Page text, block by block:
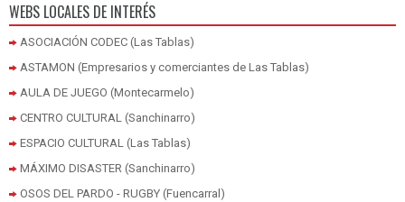
WEBS LOCALES DE INTERÉS
ASOCIACIÓN CODEC (Las Tablas)
ASTAMON (Empresarios y comerciantes de Las Tablas)
AULA DE JUEGO (Montecarmelo)
CENTRO CULTURAL (Sanchinarro)
ESPACIO CULTURAL (Las Tablas)
MÁXIMO DISASTER (Sanchinarro)
OSOS DEL PARDO - RUGBY (Fuencarral)